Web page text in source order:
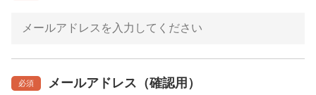
必須 メールアドレス（確認用）